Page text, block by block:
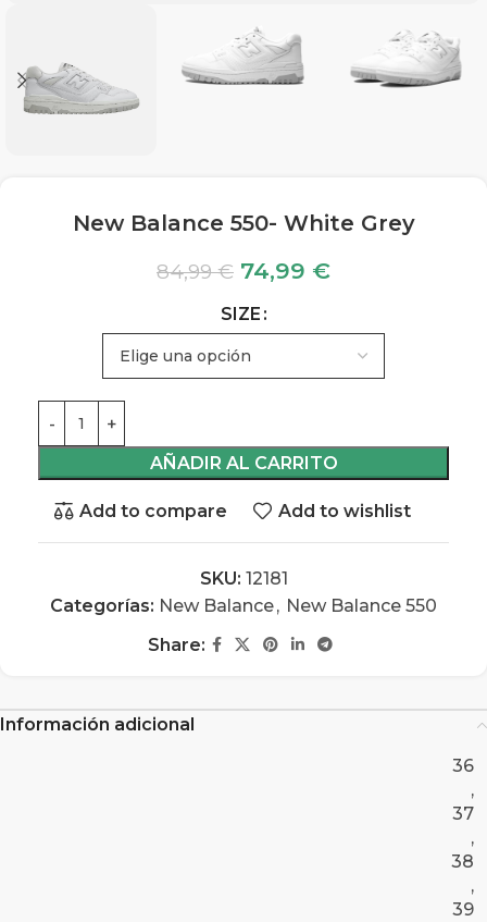
New Balance 550- White Grey
84,99€ 74,99 €
SIZE
AÑADIR AL CARRITO
Add to compare Add to wishlist
SKU: 12181
Categorías: New Balance, New Balance 550
Share:
Información adicional
36
,
37
,
38
,
39